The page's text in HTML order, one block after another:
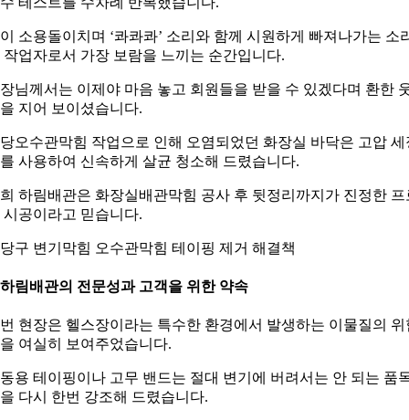
소용돌이치며 ‘콰콰콰’ 소리와 함께 시원하게 빠져나가는 소
작업자로서 가장 보람을 느끼는 순간입니다.
님께서는 이제야 마음 놓고 회원들을 받을 수 있겠다며 환한
지어 보이셨습니다.
오수관막힘 작업으로 인해 오염되었던 화장실 바닥은 고압 세
사용하여 신속하게 살균 청소해 드렸습니다.
하림배관은 화장실배관막힘 공사 후 뒷정리까지가 진정한 프
시공이라고 믿습니다.
구 변기막힘 오수관막힘 테이핑 제거 해결책
림배관의 전문성과 고객을 위한 약속
현장은 헬스장이라는 특수한 환경에서 발생하는 이물질의 위
여실히 보여주었습니다.
용 테이핑이나 고무 밴드는 절대 변기에 버려서는 안 되는 품
다시 한번 강조해 드렸습니다.